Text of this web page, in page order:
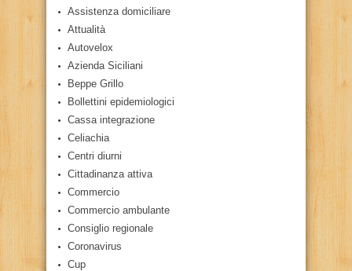
Assistenza domiciliare
Attualità
Autovelox
Azienda Siciliani
Beppe Grillo
Bollettini epidemiologici
Cassa integrazione
Celiachia
Centri diurni
Cittadinanza attiva
Commercio
Commercio ambulante
Consiglio regionale
Coronavirus
Cup